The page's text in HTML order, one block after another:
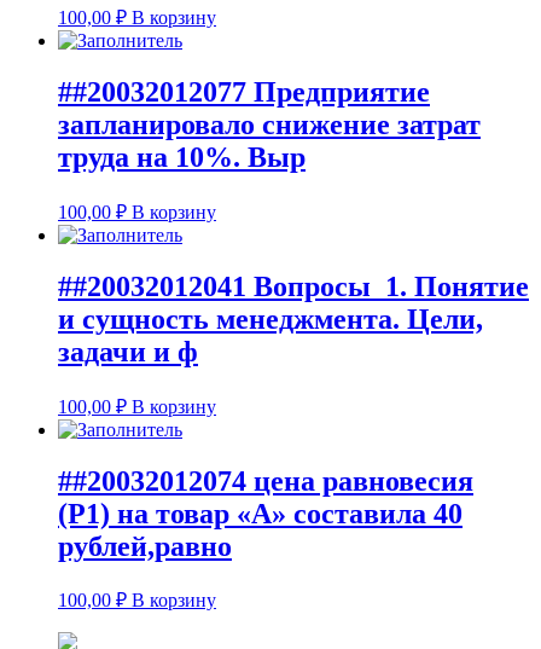
100,00 ₽ В корзину
##20032012077 Предприятие
запланировало снижение затрат
труда на 10%. Выр
100,00 ₽ В корзину
##20032012041 Вопросы 1. Понятие
и сущность менеджмента. Цели,
задачи и ф
100,00 ₽ В корзину
##20032012074 цена равновесия
(Р1) на товар «А» составила 40
рублей,равно
100,00 ₽ В корзину